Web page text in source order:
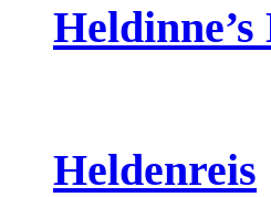
Heldinne’s
Heldenreis